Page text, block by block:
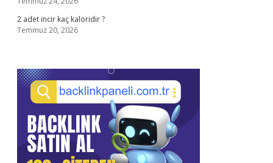
2 adet incir kaç kaloridir ?
Temmuz 20, 2026